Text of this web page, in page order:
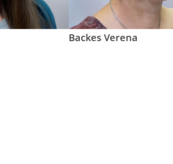
Backes Verena